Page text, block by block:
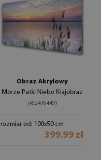
Obraz Akrylowy
Morze Patki Niebo Krajobraz
(#62496449)
rozmiar od: 100x50 cm
399.99 zł